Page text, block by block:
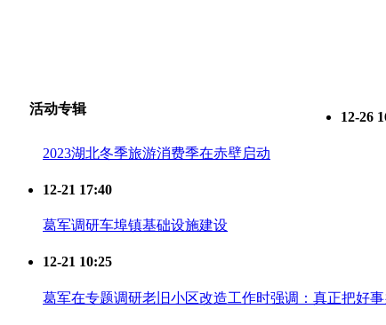
活动专辑
12-26
2023湖北冬季旅游消费季在赤壁启动
12-21 17:40
葛军调研车埠镇基础设施建设
12-21 10:25
葛军在专题调研老旧小区改造工作时强调：真正把好